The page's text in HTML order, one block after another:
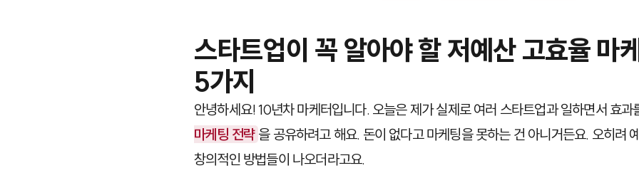
스타트업이 꼭 알아야 할 저예산 고효율 마
5가지
안녕하세요! 10년차 마케터입니다. 오늘은 제가 실제로 여러 스타트업과 일하면서 효
마케팅 전략 을 공유하려고 해요. 돈이 없다고 마케팅을 못하는 건 아니거든요. 오히려
창의적인 방법들이 나오더라고요.